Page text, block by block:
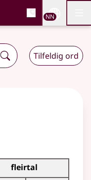
og
NN
Tilfeldig ord
fleirtal